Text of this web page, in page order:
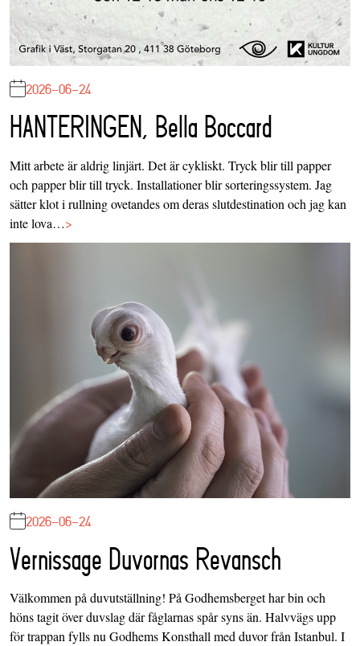
2026-06-24
HANTERINGEN, Bella Boccard
Mitt arbete är aldrig linjärt. Det är cykliskt. Tryck blir till papper
och papper blir till tryck. Installationer blir sorteringssystem. Jag
sätter klot i rullning ovetandes om deras slutdestination och jag kan
inte lova…>
2026-06-24
Vernissage Duvornas Revansch
Välkommen på duvutställning! På Godhemsberget har bin och
höns tagit över duvslag där fåglarnas spår syns än. Halvvägs upp
för trappan fylls nu Godhems Konsthall med duvor från Istanbul. I